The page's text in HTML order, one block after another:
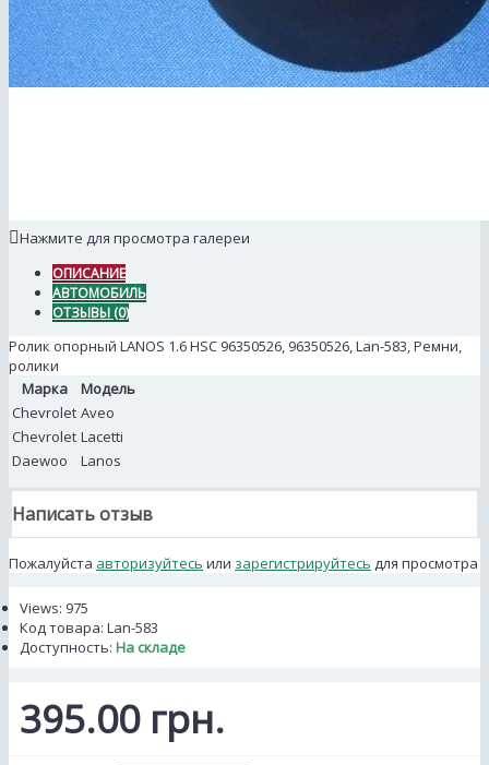
Нажмите для просмотра галереи
ОПИСАНИЕ
АВТОМОБИЛЬ
ОТЗЫВЫ (0)
Ролик опорный LANOS 1.6 HSC 96350526, 96350526, Lan-583, Ремни,
ролики
Марка
Модель
Chevrolet Aveo
Chevrolet Lacetti
Daewoo
Lanos
Написать отзыв
Пожалуйста авторизуйтесь или зарегистрируйтесь для просмотра
Views: 975
Код товара: Lan-583
Доступность: На складе
395.00 грн.